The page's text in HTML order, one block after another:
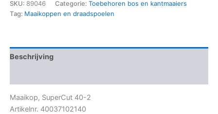
SKU: 89046 Categorie: Toebehoren bos en kantmaaiers
Tag: Maaikoppen en draadspoelen
Beschrijving
Maaikop, SuperCut 40-2
Artikelnr. 40037102140